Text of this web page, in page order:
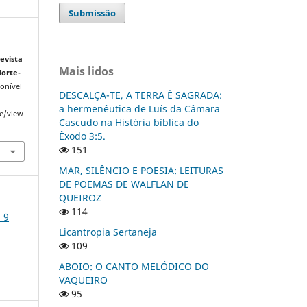
view
9
Submissão
Mais lidos
DESCALÇA-TE, A TERRA É SAGRADA:
a hermenêutica de Luís da Câmara
Cascudo na História bíblica do
Êxodo 3:5.
151
MAR, SILÊNCIO E POESIA: LEITURAS
DE POEMAS DE WALFLAN DE
QUEIROZ
114
Licantropia Sertaneja
109
ABOIO: O CANTO MELÓDICO DO
VAQUEIRO
95